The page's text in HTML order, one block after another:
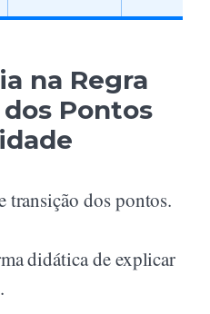
na Regra
Pontos
transição dos pontos.
didática de explicar